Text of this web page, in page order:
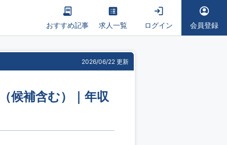
おすすめ記事 求人一覧 ログイン 会員登録
2026/06/22 更新
候補含む）｜年収